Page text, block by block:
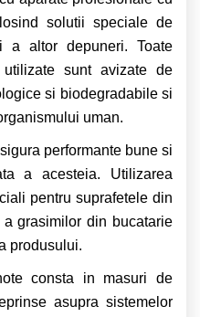
solutii speciale de
a altor depuneri. Toate
sunt avizate de
si biodegradabile si
uman.
performante bune si
a acesteia. Utilizarea
pentru suprafetele din
grasimilor din bucatarie
produsului.
consta in masuri de
asupra sistemelor